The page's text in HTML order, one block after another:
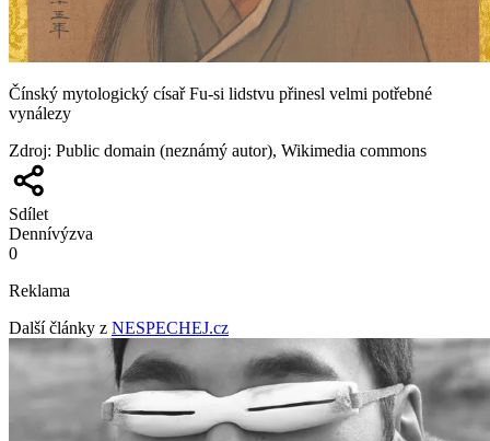
Čínský mytologický císař Fu-si lidstvu přinesl velmi potřebné
vynálezy
Zdroj: Public domain (neznámý autor), Wikimedia commons
Sdílet
Dennívýzva
0
Reklama
Další články z NESPECHEJ.cz